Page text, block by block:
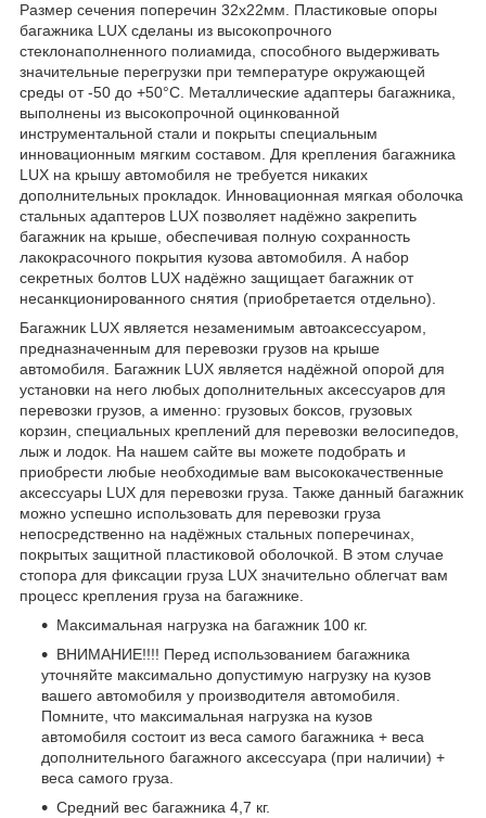
Размер сечения поперечин 32х22мм. Пластиковые опоры
багажника LUX сделаны из высокопрочного
стеклонаполненного полиамида, способного выдерживать
значительные перегрузки при температуре окружающей
среды от -50 до +50°C. Металлические адаптеры багажника,
выполнены из высокопрочной оцинкованной
инструментальной стали и покрыты специальным
инновационным мягким составом. Для крепления багажника
LUX на крышу автомобиля не требуется никаких
дополнительных прокладок. Инновационная мягкая оболочка
стальных адаптеров LUX позволяет надёжно закрепить
багажник на крыше, обеспечивая полную сохранность
лакокрасочного покрытия кузова автомобиля. А набор
секретных болтов LUX надёжно защищает багажник от
несанкционированного снятия (приобретается отдельно).
Багажник LUX является незаменимым автоаксессуаром,
предназначенным для перевозки грузов на крыше
автомобиля. Багажник LUX является надёжной опорой для
установки на него любых дополнительных аксессуаров для
перевозки грузов, а именно: грузовых боксов, грузовых
корзин, специальных креплений для перевозки велосипедов,
лыж и лодок. На нашем сайте вы можете подобрать и
приобрести любые необходимые вам высококачественные
аксессуары LUX для перевозки груза. Также данный багажник
можно успешно использовать для перевозки груза
непосредственно на надёжных стальных поперечинах,
покрытых защитной пластиковой оболочкой. В этом случае
стопора для фиксации груза LUX значительно облегчат вам
процесс крепления груза на багажнике.
Максимальная нагрузка на багажник 100 кг.
ВНИМАНИЕ!!!! Перед использованием багажника
уточняйте максимально допустимую нагрузку на кузов
вашего автомобиля у производителя автомобиля.
Помните, что максимальная нагрузка на кузов
автомобиля состоит из веса самого багажника + веса
дополнительного багажного аксессуара (при наличии) +
веса самого груза.
Средний вес багажника 4,7 кг.